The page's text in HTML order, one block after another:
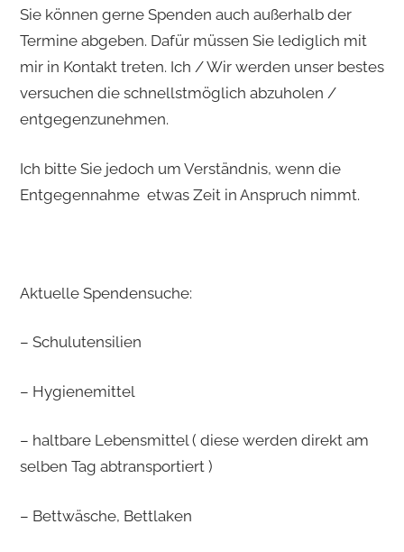
Sie können gerne Spenden auch außerhalb der
Termine abgeben. Dafür müssen Sie lediglich mit
mir in Kontakt treten. Ich / Wir werden unser bestes
versuchen die schnellstmöglich abzuholen /
entgegenzunehmen.
Ich bitte Sie jedoch um Verständnis, wenn die
Entgegennahme etwas Zeit in Anspruch nimmt.
Aktuelle Spendensuche:
– Schulutensilien
– Hygienemittel
– haltbare Lebensmittel ( diese werden direkt am
selben Tag abtransportiert )
– Bettwäsche, Bettlaken